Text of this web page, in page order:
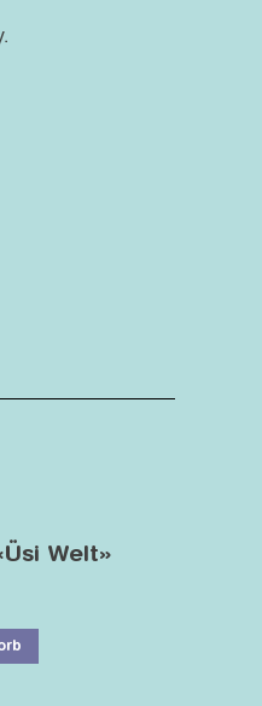
Welt»